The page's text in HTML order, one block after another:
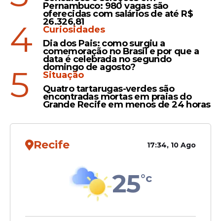
Medida
Moraes autoriza prisão
domiciliar para Jair
Bolsonaro por 90 dias
Veja Também
"Fizemos ontem (terça-feira) um raio-X do
Pernambuco: 980 vagas são
oferecidas com salários de até R$
26.326,81
4
Curiosidades
Dia dos Pais: como surgiu a
comemoração no Brasil e por que a
data é celebrada no segundo
domingo de agosto?
5
Situação
Quatro tartarugas-verdes são
encontradas mortas em praias do
Grande Recife em menos de 24 horas
Recife 17:34, 10 Ago
25°c